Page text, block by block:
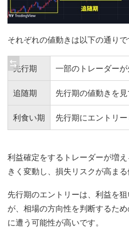
それぞれの値動きは以下の通りで
先行期 一部のトレーダー
追随期 先行期の値動きを
利食い期 先行期にエントリ
利益確定をするトレーダーが増
きく変動し、損失リスクが高まる
先行期のエントリーは、利益を
が、相場の方向性を判断するた
に遭う可能性が高いです。